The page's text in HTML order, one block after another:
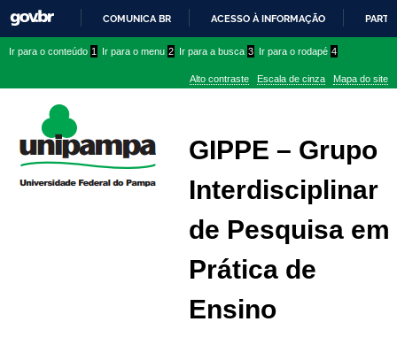
PARA
CONTEÚDO
COMUNICA BR ACESSO À INFORMAÇÃO
conteúdo
menu
superior
menu
Ir para o conteúdo 1 Ir para o menu 2 Ir para a busca 3 Ir para o rodapé 4
Alto contraste Escala de cinza Mapa do site
GIPPE – Grupo
Interdisciplinar
de Pesquisa em
Prática de
Ensino